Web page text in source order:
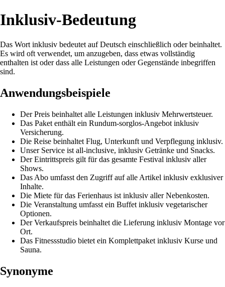
Inklusiv-Bedeutung
Das Wort inklusiv bedeutet auf Deutsch einschließlich oder beinhaltet.
Es wird oft verwendet, um anzugeben, dass etwas vollständig
enthalten ist oder dass alle Leistungen oder Gegenstände inbegriffen
sind.
Anwendungsbeispiele
Der Preis beinhaltet alle Leistungen inklusiv Mehrwertsteuer.
Das Paket enthält ein Rundum-sorglos-Angebot inklusiv
Versicherung.
Die Reise beinhaltet Flug, Unterkunft und Verpflegung inklusiv.
Unser Service ist all-inclusive, inklusiv Getränke und Snacks.
Der Eintrittspreis gilt für das gesamte Festival inklusiv aller
Shows.
Das Abo umfasst den Zugriff auf alle Artikel inklusiv exklusiver
Inhalte.
Die Miete für das Ferienhaus ist inklusiv aller Nebenkosten.
Die Veranstaltung umfasst ein Buffet inklusiv vegetarischer
Optionen.
Der Verkaufspreis beinhaltet die Lieferung inklusiv Montage vor
Ort.
Das Fitnessstudio bietet ein Komplettpaket inklusiv Kurse und
Sauna.
Synonyme